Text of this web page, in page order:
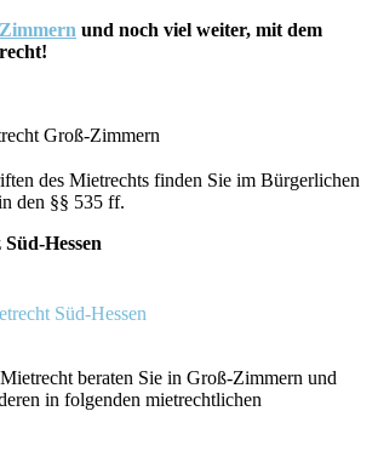
und noch viel weiter, mit dem
des Mietrechts finden Sie im Bürgerlichen
den §§ 535 ff.
Hessen
Süd-Hessen
beraten Sie in Groß-Zimmern und
in folgenden mietrechtlichen